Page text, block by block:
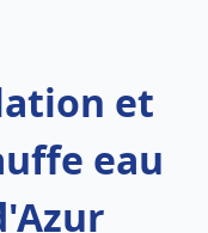
et
eau